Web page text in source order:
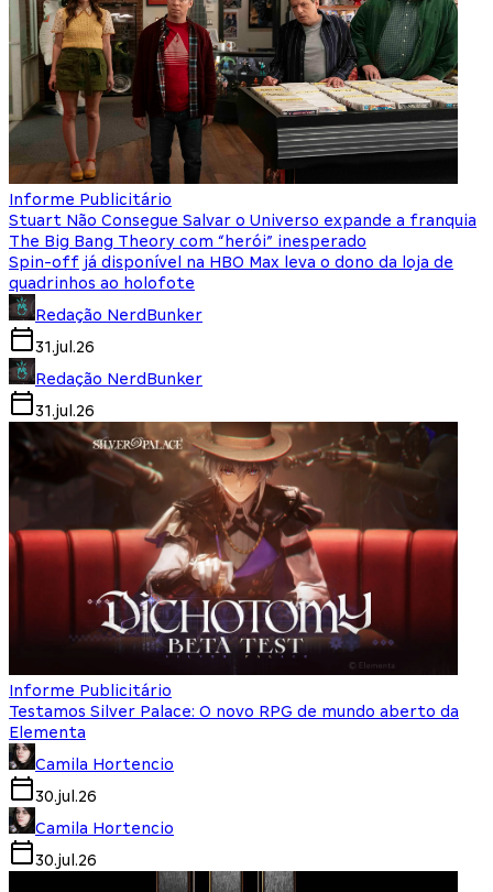
Informe Publicitário
Stuart Não Consegue Salvar o Universo expande a franquia
The Big Bang Theory com “herói” inesperado
Spin-off já disponível na HBO Max leva o dono da loja de
quadrinhos ao holofote
Redação NerdBunker
31.jul.26
Redação NerdBunker
31.jul.26
Informe Publicitário
Testamos Silver Palace: O novo RPG de mundo aberto da
Elementa
Camila Hortencio
30.jul.26
Camila Hortencio
30.jul.26